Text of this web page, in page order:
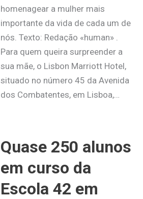
homenagear a mulher mais
importante da vida de cada um de
nós. Texto: Redação «human» .
Para quem queira surpreender a
sua mãe, o Lisbon Marriott Hotel,
situado no número 45 da Avenida
dos Combatentes, em Lisboa,…
Quase 250 alunos
em curso da
Escola 42 em